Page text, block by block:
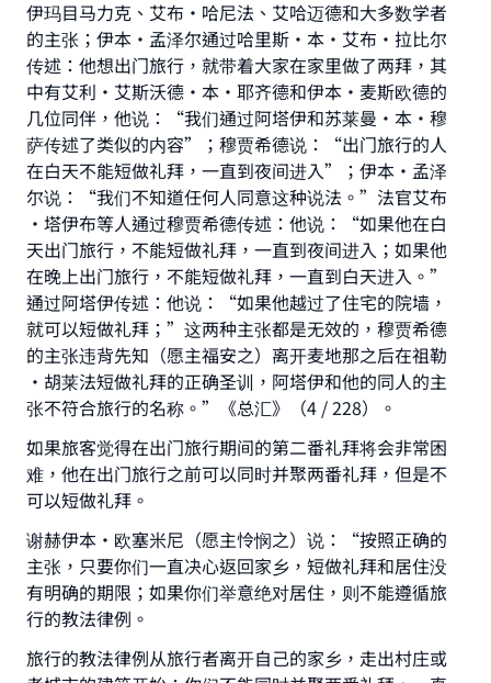
伊玛目马力克、艾布·哈尼法、艾哈迈德和大多数学者
的主张；伊本·孟泽尔通过哈里斯·本·艾布·拉比尔
传述：他想出门旅行，就带着大家在家里做了两拜，其
中有艾利·艾斯沃德·本·耶齐德和伊本·麦斯欧德的
几位同伴，他说：“我们通过阿塔伊和苏莱曼·本·穆
萨传述了类似的内容”；穆贾希德说：“出门旅行的人
在白天不能短做礼拜，一直到夜间进入”；伊本·孟泽
尔说：“我们不知道任何人同意这种说法。”法官艾布
·塔伊布等人通过穆贾希德传述：他说：“如果他在白
天出门旅行，不能短做礼拜，一直到夜间进入；如果他
在晚上出门旅行，不能短做礼拜，一直到白天进入。”
通过阿塔伊传述：他说：“如果他越过了住宅的院墙，
就可以短做礼拜；”这两种主张都是无效的，穆贾希德
的主张违背先知（愿主福安之）离开麦地那之后在祖勒
·胡莱法短做礼拜的正确圣训，阿塔伊和他的同人的主
张不符合旅行的名称。”《总汇》（4 / 228）。
如果旅客觉得在出门旅行期间的第二番礼拜将会非常困
难，他在出门旅行之前可以同时并聚两番礼拜，但是不
可以短做礼拜。
谢赫伊本·欧塞米尼（愿主怜悯之）说：“按照正确的
主张，只要你们一直决心返回家乡，短做礼拜和居住没
有明确的期限；如果你们举意绝对居住，则不能遵循旅
行的教法律例。
旅行的教法律例从旅行者离开自己的家乡，走出村庄或
Make an impact on millions of lives
with your contribution today
Your support is crucial for our mission.
The Prophet (ﷺ) said:
"A person who leads others to doing what is
good will earn the same reward as those who
do it."
(MUSLIM, 1893)
Support IslamQA